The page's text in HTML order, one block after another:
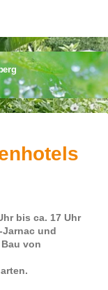
bis ca. 17 Uhr
und
von